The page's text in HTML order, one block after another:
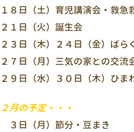
１８日（土）育児講演会・救急
２１日（火）誕生会
２３日（木）２４日（金）ばら
２７日（月）三気の家との交流
２９日（水）３０日（木）ひま
２月の予定・・・
３日（月）節分・豆まき